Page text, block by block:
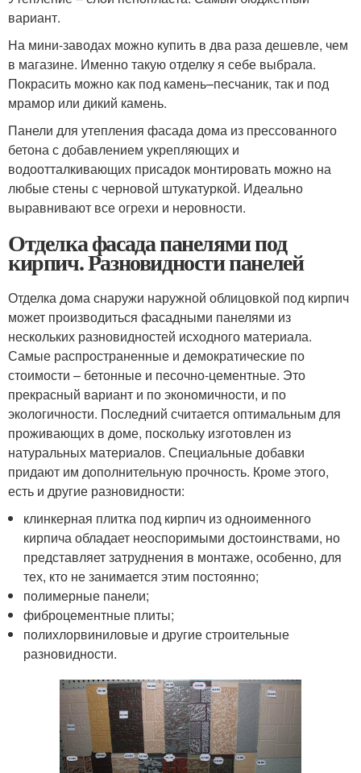
вариант.
На мини-заводах можно купить в два раза дешевле, чем
в магазине. Именно такую отделку я себе выбрала.
Покрасить можно как под камень–песчаник, так и под
мрамор или дикий камень.
Панели для утепления фасада дома из прессованного
бетона с добавлением укрепляющих и
водоотталкивающих присадок монтировать можно на
любые стены с черновой штукатуркой. Идеально
выравнивают все огрехи и неровности.
Отделка фасада панелями под
кирпич. Разновидности панелей
Отделка дома снаружи наружной облицовкой под кирпич
может производиться фасадными панелями из
нескольких разновидностей исходного материала.
Самые распространенные и демократические по
стоимости – бетонные и песочно-цементные. Это
прекрасный вариант и по экономичности, и по
экологичности. Последний считается оптимальным для
проживающих в доме, поскольку изготовлен из
натуральных материалов. Специальные добавки
придают им дополнительную прочность. Кроме этого,
есть и другие разновидности:
клинкерная плитка под кирпич из одноименного
кирпича обладает неоспоримыми достоинствами, но
представляет затруднения в монтаже, особенно, для
тех, кто не занимается этим постоянно;
полимерные панели;
фиброцементные плиты;
полихлорвиниловые и другие строительные
разновидности.